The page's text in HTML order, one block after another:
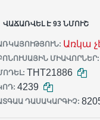
Առկա
ՄԻԱՎՈՐՆԵՐ:
THT21886
4239
ԴԱՍԱԿԱՐԳԻՉ:
ՎԱՃԱՌՎԵԼ Է 93 ՆՄՈՒՇ